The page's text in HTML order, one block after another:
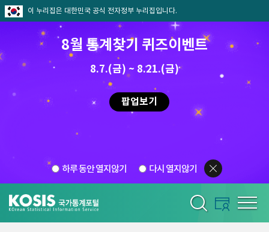
이 누리집은 대한민국 공식 전자정부 누리집입니다.
8월 통계찾기 퀴즈이벤트
8.7.(금) ~ 8.21.(금)
팝업보기
하루 동안 열지않기 다시 열지않기